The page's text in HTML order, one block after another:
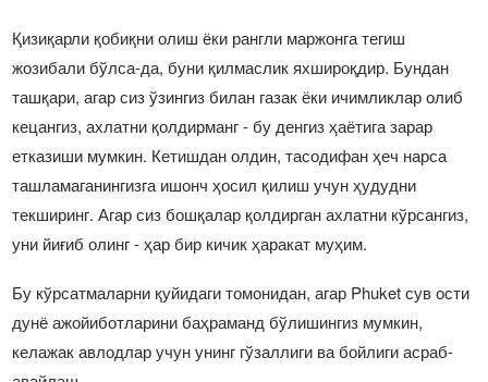
Қизиқарли қобиқни олиш ёки рангли маржонга тегиш
жозибали бўлса-да, буни қилмаслик яхшироқдир. Бундан
ташқари, агар сиз ўзингиз билан газак ёки ичимликлар олиб
кецангиз, ахлатни қолдирманг - бу денгиз ҳаётига зарар
етказиши мумкин. Кетишдан олдин, тасодифан ҳеч нарса
ташламаганингизга ишонч ҳосил қилиш учун ҳудудни
текширинг. Агар сиз бошқалар қолдирган ахлатни кўрсангиз,
уни йиғиб олинг - ҳар бир кичик ҳаракат муҳим.
Бу кўрсатмаларни қуйидаги томонидан, агар Phuket сув ости
дунё ажойиботларини баҳраманд бўлишингиз мумкин,
келажак авлодлар учун унинг гўзаллиги ва бойлиги асраб-